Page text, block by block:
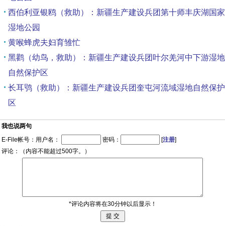
西伯利亚银鸥（救助）：新疆生产建设兵团第十师丰庆湖国家
湿地公园
黄喉蜂虎夫妇育雏忙
黑鹳（幼鸟，救助）：新疆生产建设兵团叶尔羌河中下游湿地
自然保护区
长耳鸮（救助）：新疆生产建设兵团奎屯河流域湿地自然保护
区
我也说两句
E-File帐号：用户名：
密码： [注册]
评论：（内容不能超过500字。）
*评论内容将在30分钟以后显示！